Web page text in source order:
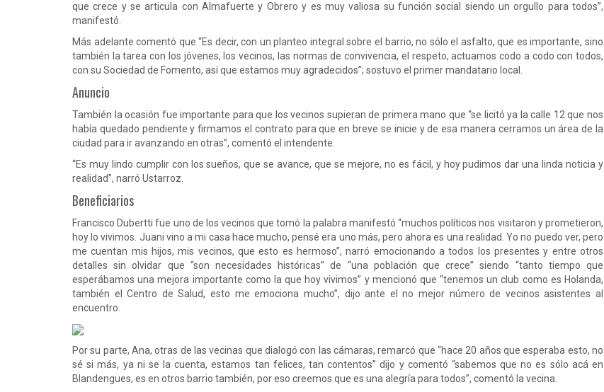
que crece y se articula con Almafuerte y Obrero y es muy valiosa su función social siendo un orgullo para todos”,
manifestó.
Más adelante comentó que “Es decir, con un planteo integral sobre el barrio, no sólo el asfalto, que es importante, sino
también la tarea con los jóvenes, los vecinos, las normas de convivencia, el respeto, actuamos codo a codo con todos,
con su Sociedad de Fomento, así que estamos muy agradecidos”; sostuvo el primer mandatario local.
Anuncio
También la ocasión fue importante para que los vecinos supieran de primera mano que “se licitó ya la calle 12 que nos
había quedado pendiente y firmamos el contrato para que en breve se inicie y de esa manera cerramos un área de la
ciudad para ir avanzando en otras”, comentó el intendente.
“Es muy lindo cumplir con los sueños, que se avance, que se mejore, no es fácil, y hoy pudimos dar una linda noticia y
realidad”, narró Ustarroz.
Beneficiarios
Francisco Dubertti fue uno de los vecinos que tomó la palabra manifestó “muchos políticos nos visitaron y prometieron,
hoy lo vivimos. Juani vino a mi casa hace mucho, pensé era uno más, pero ahora es una realidad. Yo no puedo ver, pero
me cuentan mis hijos, mis vecinos, que esto es hermoso”, narró emocionando a todos los presentes y entre otros
detalles sin olvidar que “son necesidades históricas” de “una población que crece” siendo “tanto tiempo que
esperábamos una mejora importante como la que hoy vivimos” y mencionó que “tenemos un club como es Holanda,
también el Centro de Salud, esto me emociona mucho”, dijo ante el no mejor número de vecinos asistentes al
encuentro.
Por su parte, Ana, otras de las vecinas que dialogó con las cámaras, remarcó que “hace 20 años que esperaba esto, no
sé si más, ya ni se la cuenta, estamos tan felices, tan contentos” dijo y comentó “sabemos que no es sólo acá en
Blandengues, es en otros barrio también, por eso creemos que es una alegría para todos”, comentó la vecina.